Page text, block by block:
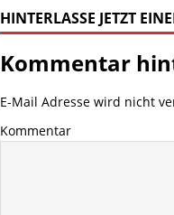
HINTERLASSE JETZT
Kommentar
E-Mail Adresse wird nicht
Kommentar